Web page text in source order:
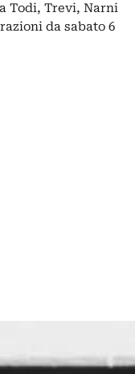
Todi, Trevi, Narni
da sabato 6